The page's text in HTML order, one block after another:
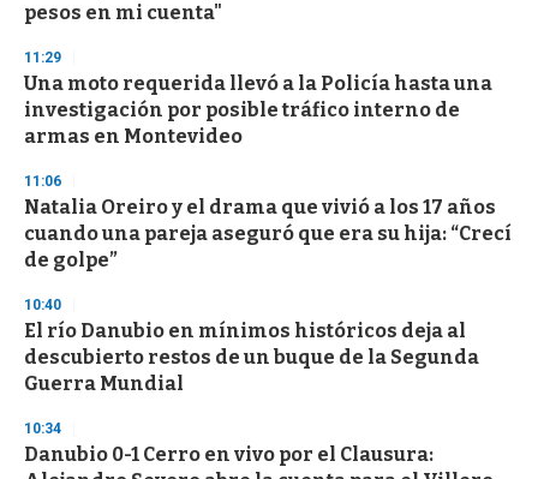
pesos en mi cuenta"
11:29
Una moto requerida llevó a la Policía hasta una
investigación por posible tráfico interno de
armas en Montevideo
11:06
Natalia Oreiro y el drama que vivió a los 17 años
cuando una pareja aseguró que era su hija: “Crecí
de golpe”
10:40
El río Danubio en mínimos históricos deja al
descubierto restos de un buque de la Segunda
Guerra Mundial
10:34
Danubio 0-1 Cerro en vivo por el Clausura: